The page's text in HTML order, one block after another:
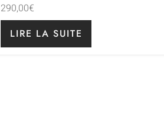
290,00€
LIRE LA SUITE